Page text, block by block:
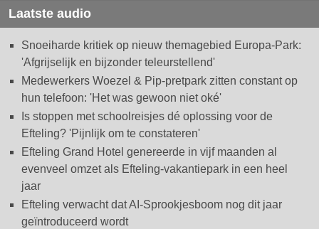
Laatste audio
Snoeiharde kritiek op nieuw themagebied Europa-Park:
'Afgrijselijk en bijzonder teleurstellend'
Medewerkers Woezel & Pip-pretpark zitten constant op
hun telefoon: 'Het was gewoon niet oké'
Is stoppen met schoolreisjes dé oplossing voor de
Efteling? 'Pijnlijk om te constateren'
Efteling Grand Hotel genereerde in vijf maanden al
evenveel omzet als Efteling-vakantiepark in een heel
jaar
Efteling verwacht dat AI-Sprookjesboom nog dit jaar
geïntroduceerd wordt